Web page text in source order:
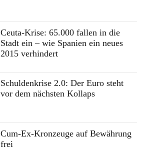
Ceuta-Krise: 65.000 fallen in die
Stadt ein – wie Spanien ein neues
2015 verhindert
Schuldenkrise 2.0: Der Euro steht
vor dem nächsten Kollaps
Cum-Ex-Kronzeuge auf Bewährung
frei